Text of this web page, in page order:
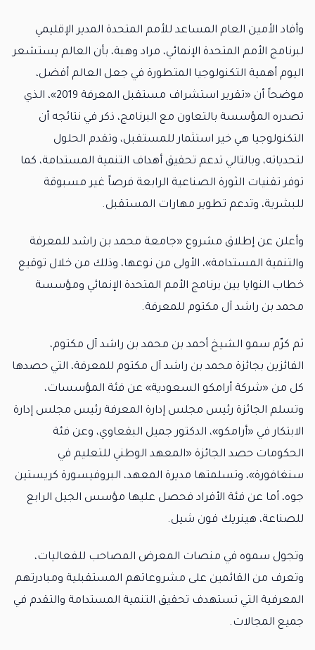
وأفاد الأمين العام المساعد للأمم المتحدة المدير الإقليمي
لبرنامج الأمم المتحدة الإنمائي، مراد وهبة، بأن العالم يستشعر
اليوم أهمية التكنولوجيا المتطورة في جعل العالم أفضل،
موضحاً أن «تقرير استشراف مستقبل المعرفة 2019»، الذي
تصدره المؤسسة بالتعاون مع البرنامج، ذكر في نتائجه أن
التكنولوجيا هي خير استثمار للمستقبل، وتقدم الحلول
لتحدياته، وبالتالي تدعم تحقيق أهداف التنمية المستدامة، كما
توفر تقنيات الثورة الصناعية الرابعة فرصاً غير مسبوقة
للبشرية، وتدعم تطوير مهارات المستقبل.
وأعلن عن إطلاق مشروع «جامعة محمد بن راشد للمعرفة
والتنمية المستدامة»، الأولى من نوعها، وذلك من خلال توقيع
خطاب النوايا بين برنامج الأمم المتحدة الإنمائي ومؤسسة
محمد بن راشد آل مكتوم للمعرفة.
ثم كرّم سمو الشيخ أحمد بن محمد بن راشد آل مكتوم،
الفائزين بجائزة محمد بن راشد آل مكتوم للمعرفة، التي حصدها
كل من «شركة أرامكو السعودية» عن فئة المؤسسات،
وتسلم الجائزة رئيس مجلس إدارة المعرفة رئيس مجلس إدارة
الابتكار في «أرامكو»، الدكتور جميل البقعاوي، وعن فئة
الحكومات حصد الجائزة «المعهد الوطني للتعليم في
سنغافورة»، وتسلمتها مديرة المعهد، البروفيسورة كريستين
جوه، أما عن فئة الأفراد فحصل عليها مؤسس الجيل الرابع
للصناعة، هينريك فون شيل.
وتجول سموه في منصات المعرض المصاحب للفعاليات،
وتعرف من القائمين على مشروعاتهم المستقبلية ومبادرتهم
المعرفية التي تستهدف تحقيق التنمية المستدامة والتقدم في
جميع المجالات.